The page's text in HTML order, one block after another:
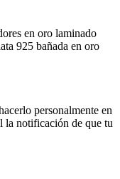
en oro laminado
925 bañada en oro
personalmente en
la notificación de que tu